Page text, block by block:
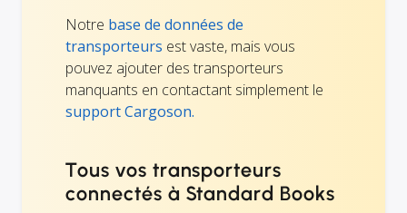
Notre base de données de
transporteurs est vaste, mais vous
pouvez ajouter des transporteurs
manquants en contactant simplement le
support Cargoson.
Tous vos transporteurs
connectés à Standard Books